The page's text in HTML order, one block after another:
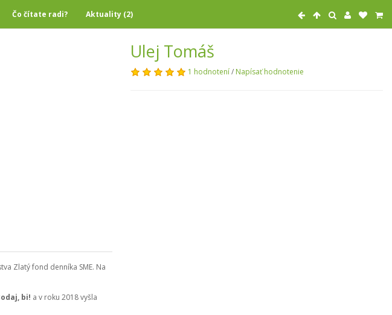
Čo čítate radi? Aktuality (2)
Zlatý fond denníka SME. Na
bi! a v roku 2018 vyšla
Ulej Tomáš
1 hodnotení/ Napísať hodnotenie